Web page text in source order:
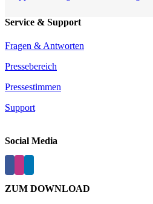
Service & Support
Fragen & Antworten
Pressebereich
Pressestimmen
Support
Social Media
ZUM DOWNLOAD